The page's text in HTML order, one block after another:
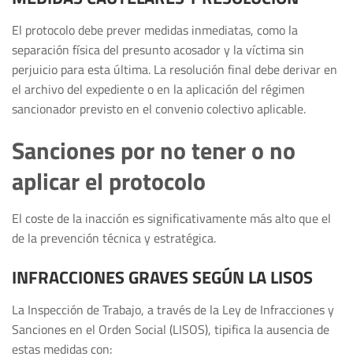
El protocolo debe prever medidas inmediatas, como la
separación física del presunto acosador y la víctima sin
perjuicio para esta última. La resolución final debe derivar en
el archivo del expediente o en la aplicación del régimen
sancionador previsto en el convenio colectivo aplicable.
Sanciones por no tener o no
aplicar el protocolo
El coste de la inacción es significativamente más alto que el
de la prevención técnica y estratégica.
INFRACCIONES GRAVES SEGÚN LA LISOS
La Inspección de Trabajo, a través de la Ley de Infracciones y
Sanciones en el Orden Social (LISOS), tipifica la ausencia de
estas medidas con: